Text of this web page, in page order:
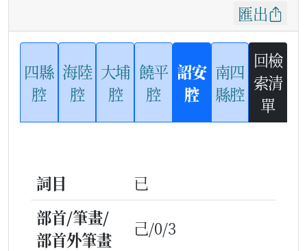
匯出
四縣
腔
海陸
腔
大埔
腔
饒平
腔
詔安
腔
南四
縣腔
回檢
索清
單
詞目
已
部首/筆畫/
部首外筆畫
己/0/3